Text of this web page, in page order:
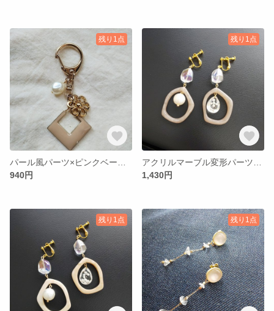
残り1点
940円
残り1点
1,430円
残り1点 残り1点